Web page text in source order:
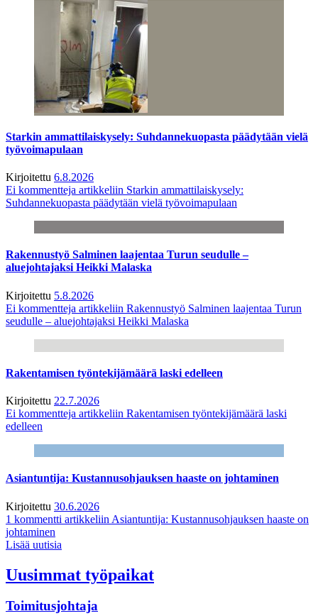
Starkin ammattilaiskysely: Suhdannekuopasta päädytään vielä
työvoimapulaan
Kirjoitettu 6.8.2026
Ei kommentteja artikkeliin Starkin ammattilaiskysely:
Suhdannekuopasta päädytään vielä työvoimapulaan
Rakennustyö Salminen laajentaa Turun seudulle –
aluejohtajaksi Heikki Malaska
Kirjoitettu 5.8.2026
Ei kommentteja artikkeliin Rakennustyö Salminen laajentaa Turun
seudulle – aluejohtajaksi Heikki Malaska
Rakentamisen työntekijämäärä laski edelleen
Kirjoitettu 22.7.2026
Ei kommentteja artikkeliin Rakentamisen työntekijämäärä laski
edelleen
Asiantuntija: Kustannusohjauksen haaste on johtaminen
Kirjoitettu 30.6.2026
1 kommentti artikkeliin Asiantuntija: Kustannusohjauksen haaste on
johtaminen
Lisää uutisia
Uusimmat työpaikat
Toimitusjohtaja